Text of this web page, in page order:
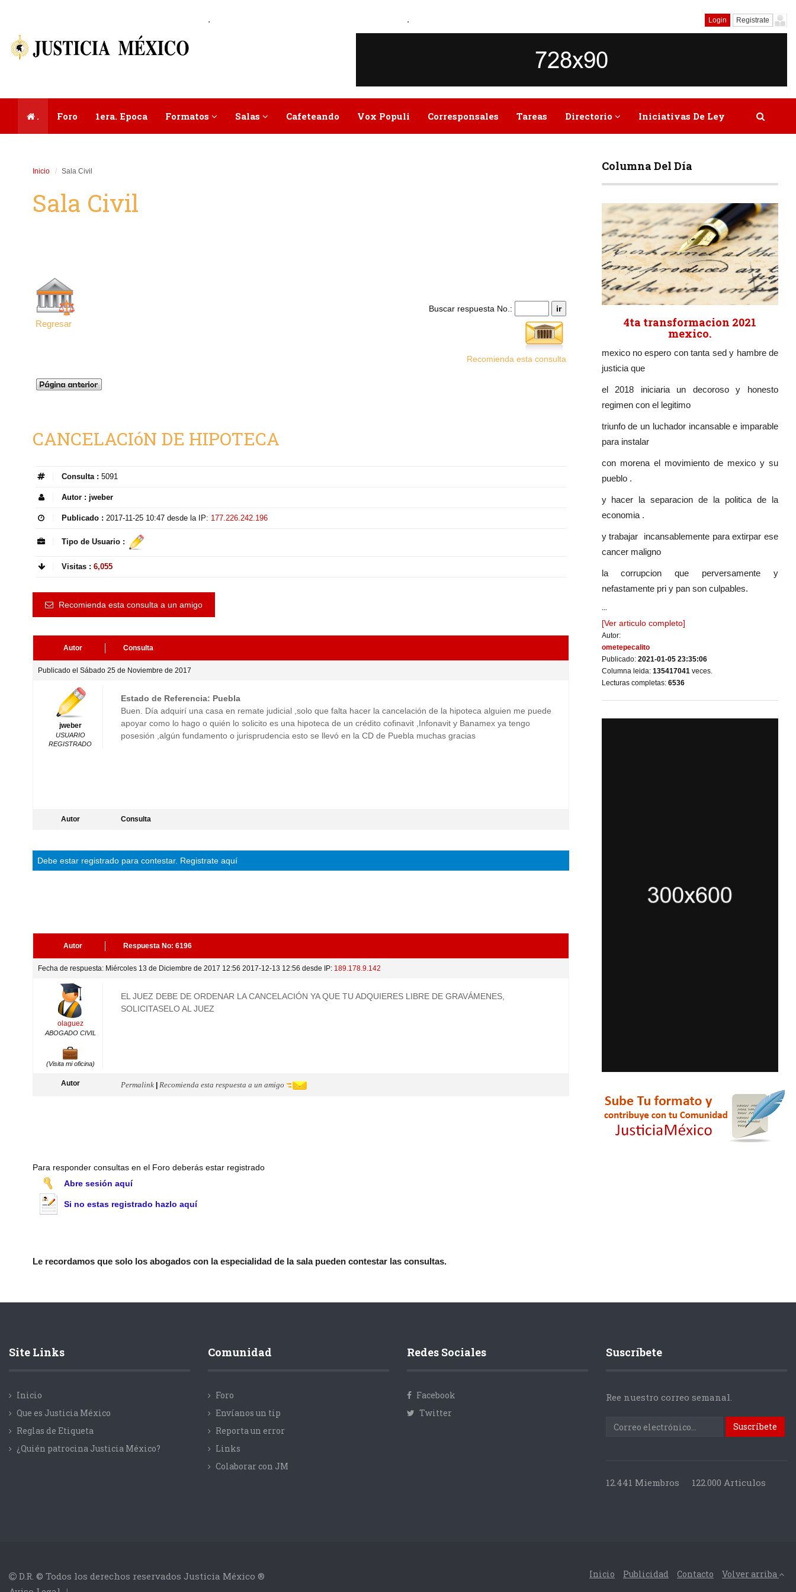
. . Login Registrate
. Foro 1era. Epoca Formatos Salas Cafeteando Vox Populi Corresponsales Tareas Directorio Iniciativas De Ley
Inicio Sala Civil
Sala Civil
Regresar
Buscar respuesta No.:
Recomienda esta consulta
CANCELACIóN DE HIPOTECA
Consulta : 5091
Autor : jweber
Publicado : 2017-11-25 10:47 desde la IP: 177.226.242.196
Tipo de Usuario :
Visitas : 6,055
Recomienda esta consulta a un amigo
Autor Consulta
Publicado el Sábado 25 de Noviembre de 2017
jweber
USUARIO
REGISTRADO
Estado de Referencia: Puebla
Buen. Día adquirí una casa en remate judicial ,solo que falta hacer la cancelación de la hipoteca alguien me puede
apoyar como lo hago o quién lo solicito es una hipoteca de un crédito cofinavit ,Infonavit y Banamex ya tengo
posesión ,algún fundamento o jurisprudencia esto se llevó en la CD de Puebla muchas gracias
Autor Consulta
Debe estar registrado para contestar. Registrate aquí
Autor Respuesta No: 6196
Fecha de respuesta: Miércoles 13 de Diciembre de 2017 12:56 2017-12-13 12:56 desde IP: 189.178.9.142
olaguez
ABOGADO CIVIL
(Visita mi oficina)
EL JUEZ DEBE DE ORDENAR LA CANCELACIÓN YA QUE TU ADQUIERES LIBRE DE GRAVÁMENES,
SOLICITASELO AL JUEZ
Autor Permalink Recomienda esta respuesta a un amigo
Para responder consultas en el Foro deberás estar registrado
Abre sesión aquí
Si no estas registrado hazlo aquí
Le recordamos que solo los abogados con la especialidad de la sala pueden contestar las consultas.
Columna Del Día
4ta transformacion 2021
mexico.
mexico no espero con tanta sed y hambre de
justicia que
el 2018 iniciaria un decoroso y honesto
regimen con el legitimo
triunfo de un luchador incansable e imparable
para instalar
con morena el movimiento de mexico y su
pueblo .
y hacer la separacion de la politica de la
economia .
y trabajar incansablemente para extirpar ese
cancer maligno
la corrupcion que perversamente y
nefastamente pri y pan son culpables.
...
[Ver articulo completo]
Autor:
ometepecalito
Publicado: 2021-01-05 23:35:06
Columna leida: 135417041 veces.
Lecturas completas: 6536
Site Links
Inicio
Que es Justicia México
Reglas de Etiqueta
¿Quién patrocina Justicia México?
Comunidad
Foro
Envíanos un tip
Reporta un error
Links
Colaborar con JM
Redes Sociales
Facebook
Twitter
Suscríbete
Ree nuestro correo semanal.
12.441 Miembros 122.000 Articulos
D.R. © Todos los derechos reservados Justicia México ®
Inicio Publicidad Contacto Volver arriba